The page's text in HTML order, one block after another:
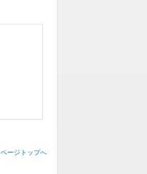
ページトップへ